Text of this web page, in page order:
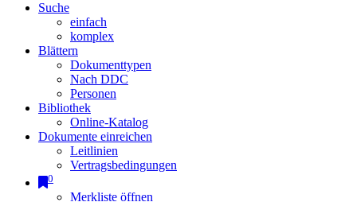
Suche
einfach
komplex
Blättern
Dokumenttypen
Nach DDC
Personen
Bibliothek
Online-Katalog
Dokumente einreichen
Leitlinien
Vertragsbedingungen
0
Merkliste öffnen